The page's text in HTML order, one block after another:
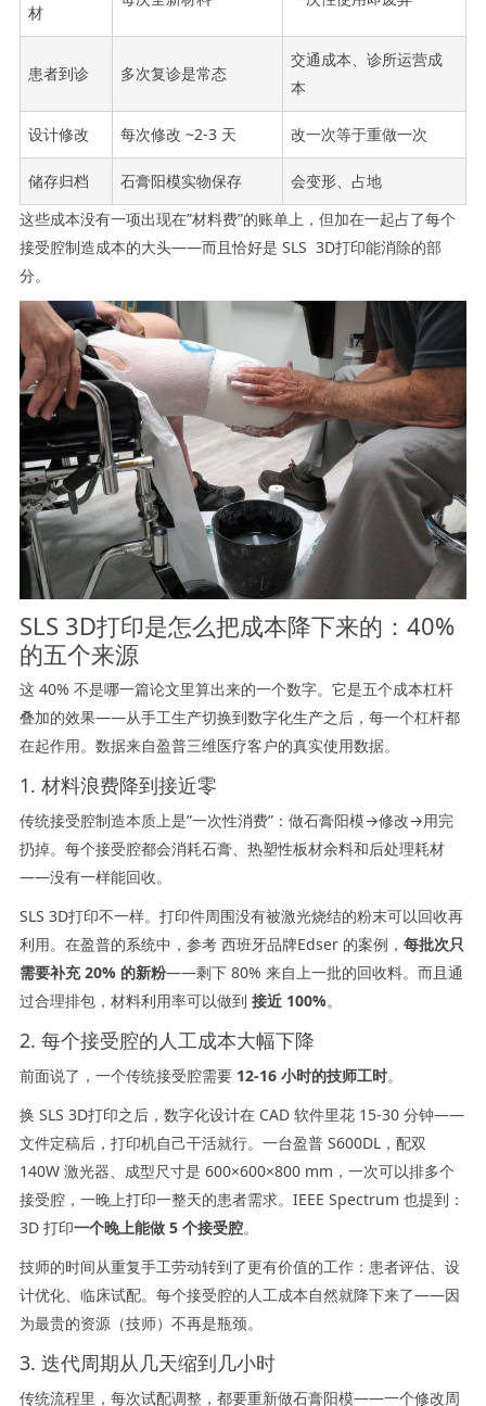
材
患者到诊 多次复诊是常态
交通成本、诊所运营成
本
设计修改 每次修改 ~2-3 天 改一次等于重做一次
储存归档 石膏阳模实物保存
会变形、占地
这些成本没有一项出现在”材料费”的账单上，但加在一起占了每个
接受腔制造成本的大头——而且恰好是 SLS 3D打印能消除的部
分。
SLS 3D打印是怎么把成本降下来的：40%
的五个来源
这 40% 不是哪一篇论文里算出来的一个数字。它是五个成本杠杆
叠加的效果——从手工生产切换到数字化生产之后，每一个杠杆都
在起作用。数据来自盈普三维医疗客户的真实使用数据。
1. 材料浪费降到接近零
传统接受腔制造本质上是”一次性消费”：做石膏阳模→修改→用完
扔掉。每个接受腔都会消耗石膏、热塑性板材余料和后处理耗材
——没有一样能回收。
SLS 3D打印不一样。打印件周围没有被激光烧结的粉末可以回收再
利用。在盈普的系统中，参考 西班牙品牌Edser 的案例， 每批次只
需要补充 20% 的新粉——剩下 80% 来自上一批的回收料。而且通
过合理排包，材料利用率可以做到 接近 100%。
2. 每个接受腔的人工成本大幅下降
前面说了，一个传统接受腔需要 12-16 小时的技师工时。
换 SLS 3D打印之后，数字化设计在 CAD 软件里花 15-30 分钟——
文件定稿后，打印机自己干活就行。一台盈普 S600DL，配双
140W 激光器、成型尺寸是 600×600×800 mm，一次可以排多个
接受腔，一晚上打印一整天的患者需求。IEEE Spectrum 也提到：
3D 打印一个晚上能做 5 个接受腔。
技师的时间从重复手工劳动转到了更有价值的工作：患者评估、设
计优化、临床试配。每个接受腔的人工成本自然就降下来了——因
为最贵的资源（技师）不再是瓶颈。
3. 迭代周期从几天缩到几小时
传统流程里，每次试配调整，都要重新做石膏阳模——一个修改周